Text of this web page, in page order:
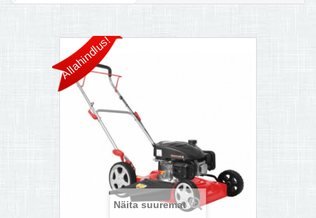
KONTAKTID JA REKVISIIDID
BOONUSPROGRAMM
TÕUKERATAD
Allahindlus!
Näita suuremat